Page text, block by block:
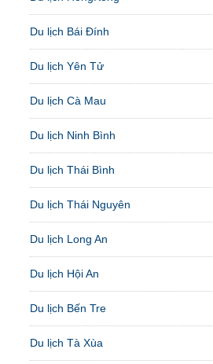
Du lịch Bái Đính
Du lịch Yên Tử
Du lịch Cà Mau
Du lịch Ninh Bình
Du lịch Thái Bình
Du lịch Thái Nguyên
Du lịch Long An
Du lịch Hội An
Du lịch Bến Tre
Du lịch Tà Xùa